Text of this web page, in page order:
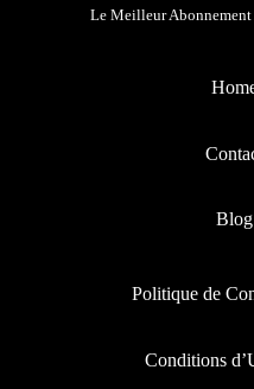
Le Meilleur Abonnement
Blog
Politique de
Conditions